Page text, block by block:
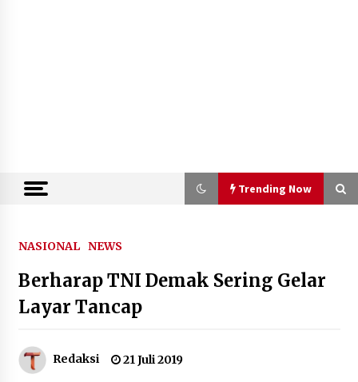
Trending Now
Kemenkum Malut Semarakkan Hari
Pengayoman dan HUT RI ke-81
melalui Pertandingan Gawang Mini
10 Agustus 2026
NASIONAL NEWS
Berharap TNI Demak Sering Gelar
Layar Tancap
Redaksi 21 Juli 2019